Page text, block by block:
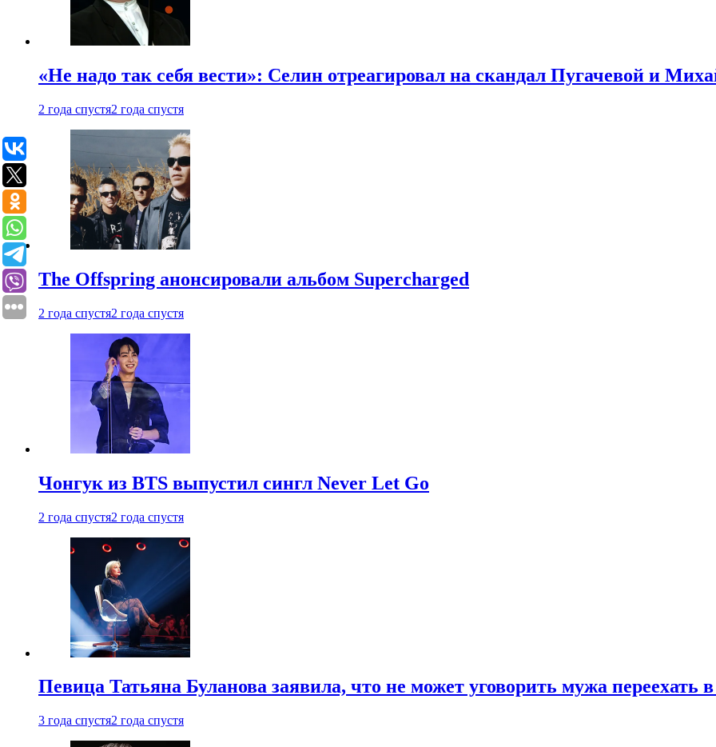
«Не надо так себя вести»: Селин отреагировал на скандал Пугачевой и
2 года спустя2 года спустя
The Offspring анонсировали альбом Supercharged
2 года спустя2 года спустя
Чонгук из BTS выпустил сингл Never Let Go
2 года спустя2 года спустя
Певица Татьяна Буланова заявила, что не может уговорить мужа переехать
3 года спустя2 года спустя